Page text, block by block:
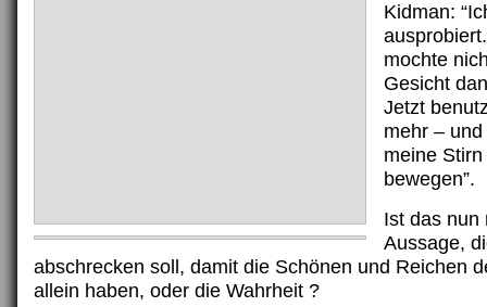
Kidman:
mochte
Gesicht
Jetzt
mehr –
meine
bewegen”.
Ist das nun
Aussage,
abschrecken soll, damit die Schönen und Reichen
allein haben, oder die Wahrheit ?